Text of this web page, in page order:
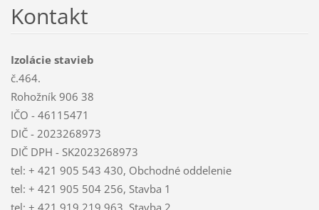
Kontakt
Izolácie stavieb
č.464.
Rohožník 906 38
IČO - 46115471
DIČ - 2023268973
DIČ DPH - SK2023268973
tel: + 421 905 543 430, Obchodné oddelenie
tel: + 421 905 504 256, Stavba 1
tel: + 421 919 219 963, Stavba 2